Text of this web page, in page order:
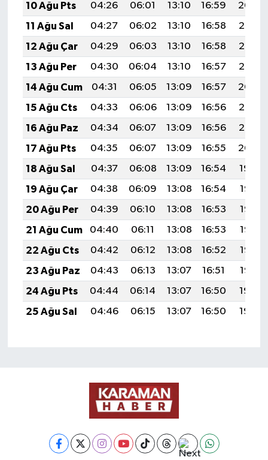
10 Ağu Pts
04:26 06:01 13:10 16:59
20:09
11 Ağu Sal
04:27 06:02 13:10 16:58
20:08
12 Ağu Çar
04:29 06:03 13:10 16:58
20:07
13 Ağu Per
04:30 06:04 13:10 16:57
20:05
14 Ağu Cum
04:31 06:05 13:09 16:57
20:04
15 Ağu Cts
04:33 06:06 13:09 16:56
20:03
16 Ağu Paz
04:34 06:07 13:09 16:56
20:02
17 Ağu Pts
04:35 06:07 13:09 16:55
20:00
18 Ağu Sal
04:37 06:08 13:09 16:54
19:59
19 Ağu Çar
04:38 06:09 13:08 16:54
19:57
20 Ağu Per
04:39 06:10 13:08 16:53
19:56
21 Ağu Cum
04:40 06:11 13:08 16:53
19:55
22 Ağu Cts
04:42 06:12 13:08 16:52
19:53
23 Ağu Paz
04:43 06:13 13:07 16:51
19:52
24 Ağu Pts
04:44 06:14 13:07 16:50
19:50
25 Ağu Sal
04:46 06:15 13:07 16:50 19:49